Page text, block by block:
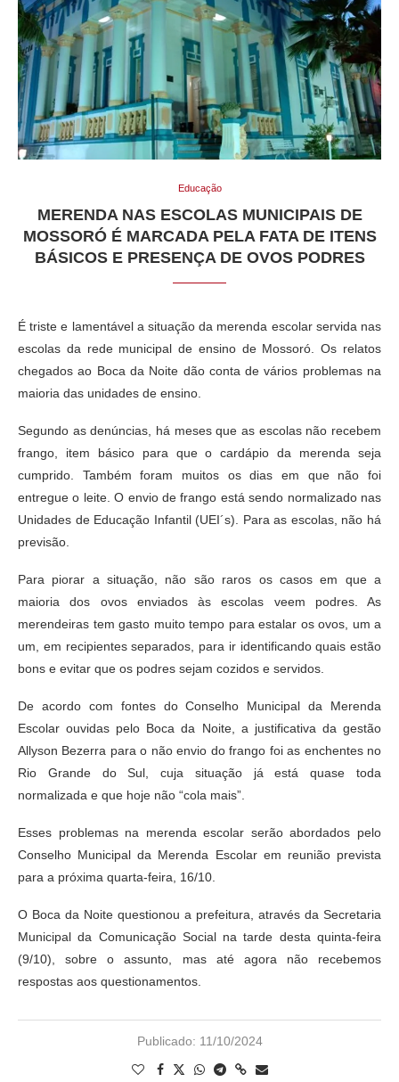
Educação
MERENDA NAS ESCOLAS MUNICIPAIS DE
MOSSORÓ É MARCADA PELA FATA DE ITENS
BÁSICOS E PRESENÇA DE OVOS PODRES
É triste e lamentável a situação da merenda escolar servida nas
escolas da rede municipal de ensino de Mossoró. Os relatos
chegados ao Boca da Noite dão conta de vários problemas na
maioria das unidades de ensino.
Segundo as denúncias, há meses que as escolas não recebem
frango, item básico para que o cardápio da merenda seja
cumprido. Também foram muitos os dias em que não foi
entregue o leite. O envio de frango está sendo normalizado nas
Unidades de Educação Infantil (UEI´s). Para as escolas, não há
previsão.
Para piorar a situação, não são raros os casos em que a
maioria dos ovos enviados às escolas veem podres. As
merendeiras tem gasto muito tempo para estalar os ovos, um a
um, em recipientes separados, para ir identificando quais estão
bons e evitar que os podres sejam cozidos e servidos.
De acordo com fontes do Conselho Municipal da Merenda
Escolar ouvidas pelo Boca da Noite, a justificativa da gestão
Allyson Bezerra para o não envio do frango foi as enchentes no
Rio Grande do Sul, cuja situação já está quase toda
normalizada e que hoje não “cola mais”.
Esses problemas na merenda escolar serão abordados pelo
Conselho Municipal da Merenda Escolar em reunião prevista
para a próxima quarta-feira, 16/10.
O Boca da Noite questionou a prefeitura, através da Secretaria
Municipal da Comunicação Social na tarde desta quinta-feira
(9/10), sobre o assunto, mas até agora não recebemos
respostas aos questionamentos.
Publicado: 11/10/2024